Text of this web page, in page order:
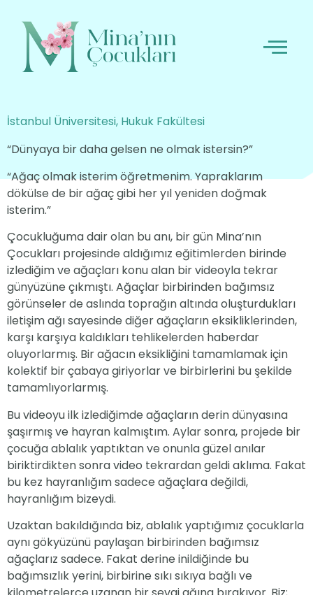
İstanbul Üniversitesi, Hukuk Fakültesi
“Dünyaya bir daha gelsen ne olmak istersin?”
“Ağaç olmak isterim öğretmenim. Yapraklarım
dökülse de bir ağaç gibi her yıl yeniden doğmak
isterim.”
Çocukluğuma dair olan bu anı, bir gün Mina’nın
Çocukları projesinde aldığımız eğitimlerden birinde
izlediğim ve ağaçları konu alan bir videoyla tekrar
günyüzüne çıkmıştı. Ağaçlar birbirinden bağımsız
görünseler de aslında toprağın altında oluşturdukları
iletişim ağı sayesinde diğer ağaçların eksikliklerinden,
karşı karşıya kaldıkları tehlikelerden haberdar
oluyorlarmış. Bir ağacın eksikliğini tamamlamak için
kolektif bir çabaya giriyorlar ve birbirlerini bu şekilde
tamamlıyorlarmış.
Bu videoyu ilk izlediğimde ağaçların derin dünyasına
şaşırmış ve hayran kalmıştım. Aylar sonra, projede bir
çocuğa ablalık yaptıktan ve onunla güzel anılar
biriktirdikten sonra video tekrardan geldi aklıma. Fakat
bu kez hayranlığım sadece ağaçlara değildi,
hayranlığım bizeydi.
Uzaktan bakıldığında biz, ablalık yaptığımız çocuklarla
aynı gökyüzünü paylaşan birbirinden bağımsız
ağaçlarız sadece. Fakat derine inildiğinde bu
bağımsızlık yerini, birbirine sıkı sıkıya bağlı ve